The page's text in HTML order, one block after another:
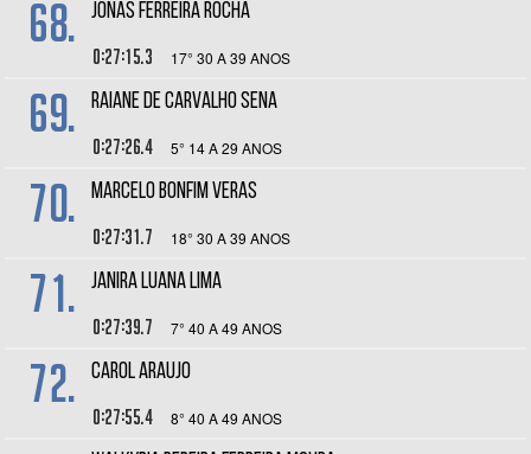
68. JONAS FERREIRA ROCHA
0:27:15.3 17° 30 A 39 ANOS
69. Raiane de Carvalho Sena
0:27:26.4 5° 14 A 29 ANOS
70. MARCELO BONFIM VERAS
0:27:31.7 18° 30 A 39 ANOS
71. JANIRA LUANA LIMA
0:27:39.7 7° 40 A 49 ANOS
72. CAROL ARAUJO
0:27:55.4 8° 40 A 49 ANOS